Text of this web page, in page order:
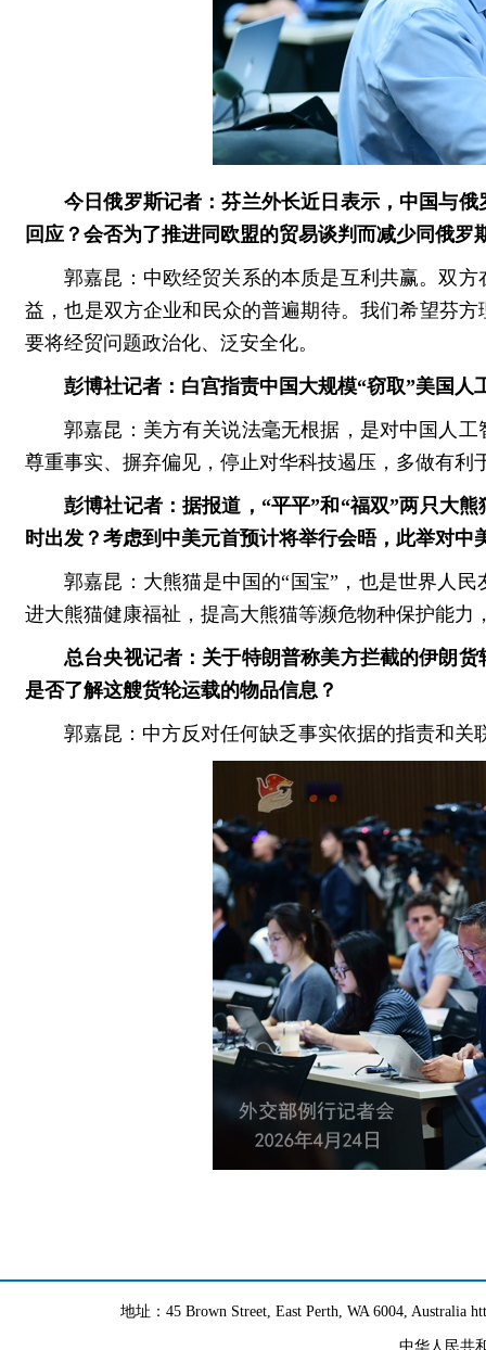
今日俄罗斯记者：芬兰外长近日表示，中国与
回应？会否为了推进同欧盟的贸易谈判而减少同俄罗
郭嘉昆：中欧经贸关系的本质是互利共赢。双
益，也是双方企业和民众的普遍期待。我们希望芬
要将经贸问题政治化、泛安全化。
彭博社记者：白宫指责中国大规模“窃取”美国
郭嘉昆：美方有关说法毫无根据，是对中国人
尊重事实、摒弃偏见，停止对华科技遏压，多做有利
彭博社记者：据报道，“平平”和“福双”两只大
时出发？考虑到中美元首预计将举行会晤，此举对中
郭嘉昆：大熊猫是中国的“国宝”，也是世界人
进大熊猫健康福祉，提高大熊猫等濒危物种保护能
总台央视记者：关于特朗普称美方拦截的伊朗
是否了解这艘货轮运载的物品信息？
郭嘉昆：中方反对任何缺乏事实依据的指责和
地址：45 Brown Street, East Perth, WA 6004, Australia
中华人民共